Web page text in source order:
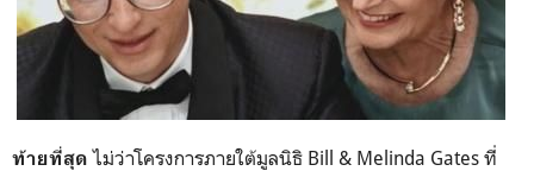
ท้ายที่สุด ไม่ว่าโครงการภายใต้มูลนิธิ Bill & Melinda Gates ที่